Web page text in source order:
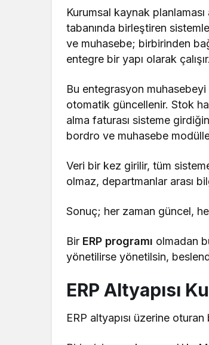
Kurumsal kaynak
tabanında birleştiren
ve muhasebe; birbirinden
entegre bir yapı olarak çalışır.
Bu entegrasyon
otomatik güncellenir. Stok
alma faturası sisteme
bordro ve muhasebe
Veri bir kez girilir, tüm
olmaz, departmanlar arası
Sonuç; her zaman güncel,
Bir ERP programı olmadan
yönetilirse yönetilsin,
ERP Altyapısı
ERP altyapısı üzerine